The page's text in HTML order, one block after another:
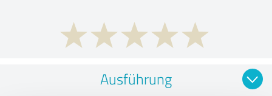
Ausführung